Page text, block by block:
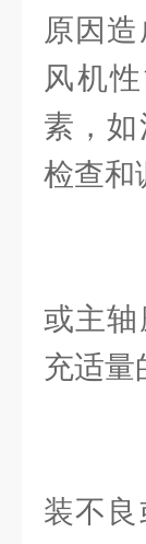
原因
风机
素，
检查和
或主
充适量
装不